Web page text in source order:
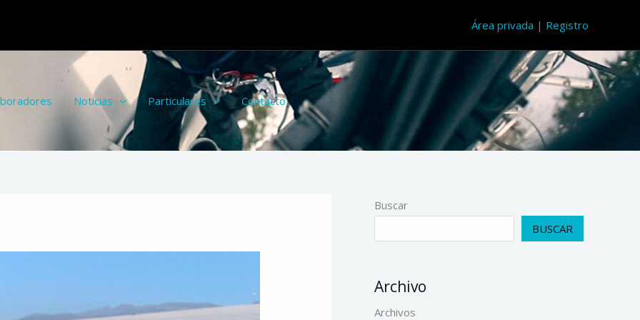
Área privada | Registro
Noticias Particulares Contacto
Buscar
BUSCAR
Archivo
Archivos